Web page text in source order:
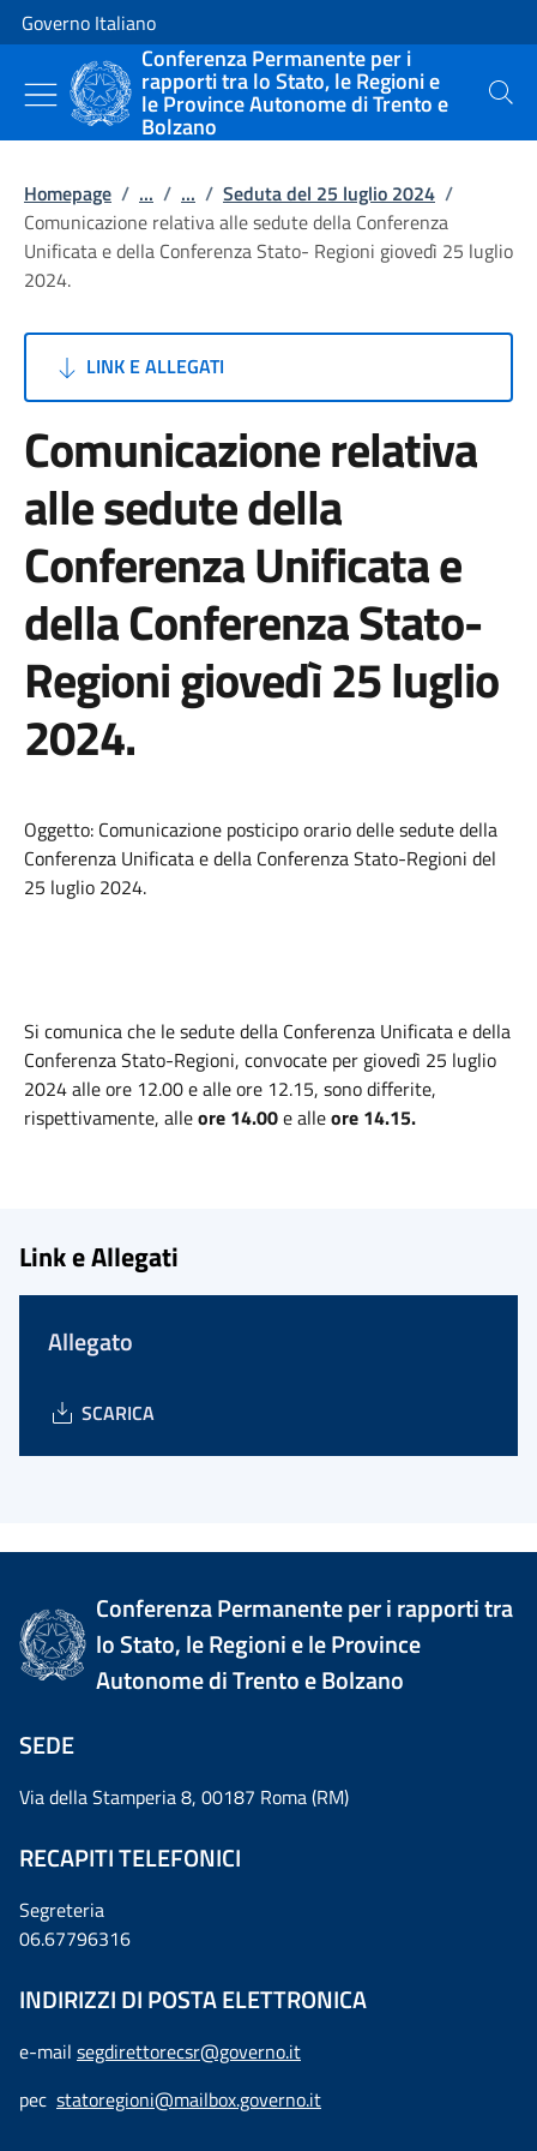
Vai al contenuto
Vai alla navigazione del sito
Governo Italiano
Conferenza Permanente per i
rapporti tra lo Stato, le Regioni e
le Province Autonome di Trento e
Bolzano
Cerca
Homepage / ... / ... / Seduta del 25 luglio 2024 /
Comunicazione relativa alle sedute della Conferenza
Unificata e della Conferenza Stato- Regioni giovedì 25 luglio
2024.
LINK E ALLEGATI
Comunicazione relativa
alle sedute della
Conferenza Unificata e
della Conferenza Stato-
Regioni giovedì 25 luglio
2024.
Oggetto: Comunicazione posticipo orario delle sedute della
Conferenza Unificata e della Conferenza Stato-Regioni del
25 luglio 2024.
Si comunica che le sedute della Conferenza Unificata e della
Conferenza Stato-Regioni, convocate per giovedì 25 luglio
2024 alle ore 12.00 e alle ore 12.15, sono differite,
rispettivamente, alleore 14.00e alleore 14.15.
Link e Allegati
Allegato
SCARICA
Conferenza Permanente per i rapporti tra
lo Stato, le Regioni e le Province
Autonome di Trento e Bolzano
SEDE
Via della Stamperia 8, 00187 Roma (RM)
RECAPITI TELEFONICI
Segreteria
06.67796316
INDIRIZZI DI POSTA ELETTRONICA
e-mail segdirettorecsr@governo.it
pec statoregioni@mailbox.governo.it